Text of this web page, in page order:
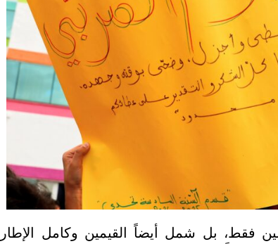
فقط، بل شمل أيضاً القيمين وكامل الإطار